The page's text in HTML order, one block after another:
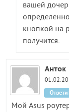
вашей
кнопкой на
получится.
Анток
Мой Asus